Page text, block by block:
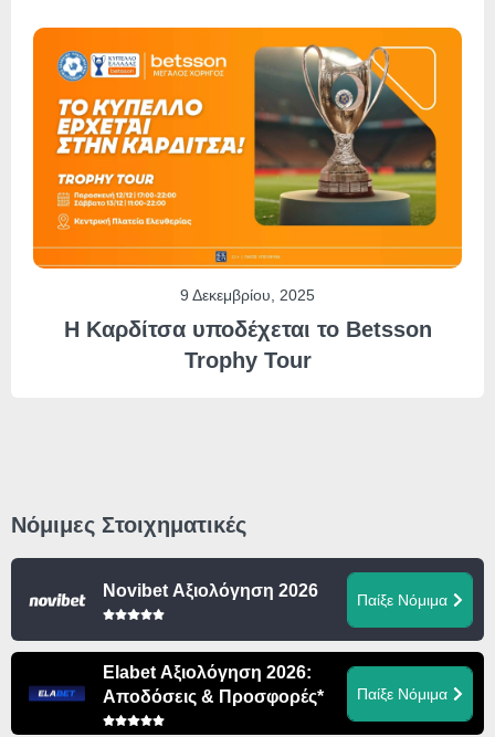
Νόμιμες Στοιχηματικές
Novibet Αξιολόγηση 2026 Παίξε Νόμιμα
Elabet Αξιολόγηση 2026:
Αποδόσεις & Προσφορές*
Παίξε Νόμιμα
9 Δεκεμβρίου, 2025
Η Καρδίτσα υποδέχεται το Betsson
Trophy Tour